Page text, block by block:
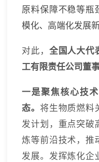
原料保障不稳等瓶
模化、高端化发展新
对此， 全国人大代
工有限责任公司董
一是聚焦核心技
态。 将生物质燃料
发计划，重点突破
炼等前沿技术，推
发展。发挥炼化企